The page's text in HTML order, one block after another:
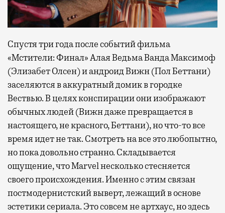
Спустя три года после событий фильма
«Мстители: Финал» Алая Ведьма Ванда Максимоф
(Элизабет Олсен) и андроид Вижн (Пол Беттани)
заселяются в аккуратный домик в городке
Вествью. В целях конспирации они изображают
обычных людей (Вижн даже превращается в
настоящего, не красного, Беттани), но что-то все
время идет не так. Смотреть на все это любопытно,
но пока довольно странно. Складывается
ощущение, чтоMarvelнесколько стесняется
своего происхождения. Именно с этим связан
постмодернистский выверт, лежащий в основе
эстетики сериала. Это совсем не артхаус, но здесь